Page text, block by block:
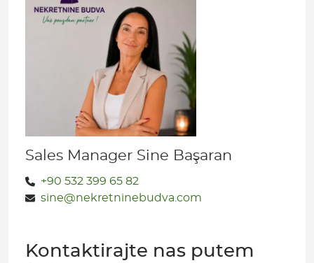
Sales Manager Sine Başaran
+90 532 399 65 82
sine@nekretninebudva.com
Kontaktirajte nas putem